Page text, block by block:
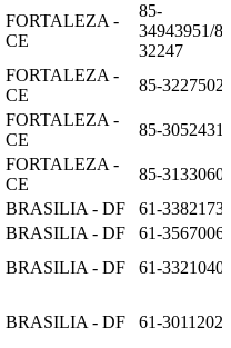
FORTALEZA -
CE
85-
34943951/
32247
FORTALEZA -
CE
85-
FORTALEZA -
CE
85-
FORTALEZA -
CE
85-
BRASILIA - DF
61-
BRASILIA - DF
61-
BRASILIA - DF
61-
BRASILIA - DF 61-30112020